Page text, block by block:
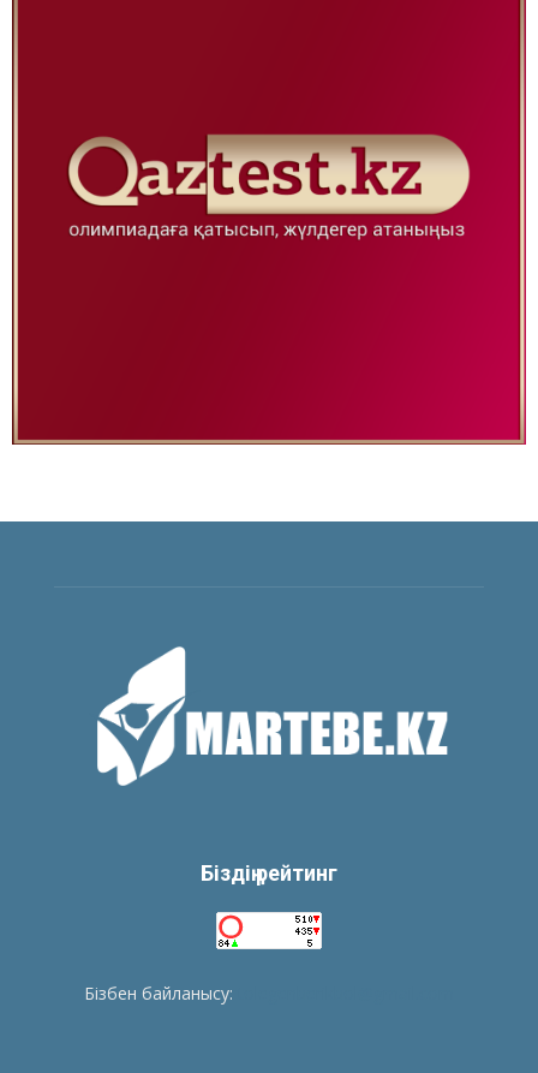
Біздің рейтинг
Бізбен байланысу: